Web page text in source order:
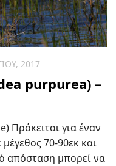
2017
purpurea) –
Πρόκειται για έναν
70-90εκ και
απόσταση μπορεί να